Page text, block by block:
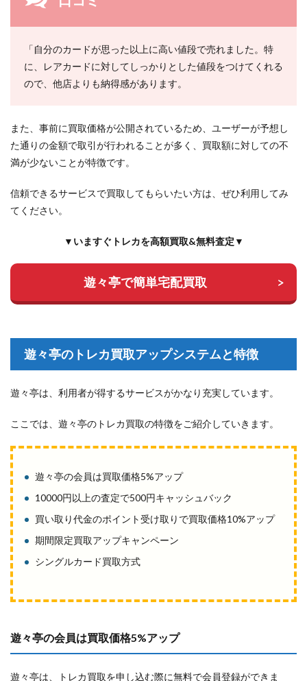
「自分のカードが思った以上に高い値段で売れました。特
に、レアカードに対してしっかりとした値段をつけてくれる
ので、他店よりも納得感があります。
また、事前に買取価格が公開されているため、ユーザーが予想し
た通りの金額で取引が行われることが多く、買取額に対しての不
満が少ないことが特徴です。
信頼できるサービスで買取してもらいたい方は、ぜひ利用してみ
てください。
▼いますぐトレカを高額買取&無料査定▼
遊々亭で簡単宅配買取
遊々亭のトレカ買取アップシステムと特徴
遊々亭は、利用者が得するサービスがかなり充実しています。
ここでは、遊々亭のトレカ買取の特徴をご紹介していきます。
遊々亭の会員は買取価格5%アップ
10000円以上の査定で500円キャッシュバック
買い取り代金のポイント受け取りで買取価格10%アップ
期間限定買取アップキャンペーン
シングルカード買取方式
遊々亭の会員は買取価格5%アップ
遊々亭は、トレカ買取を申し込む際に無料で会員登録ができま